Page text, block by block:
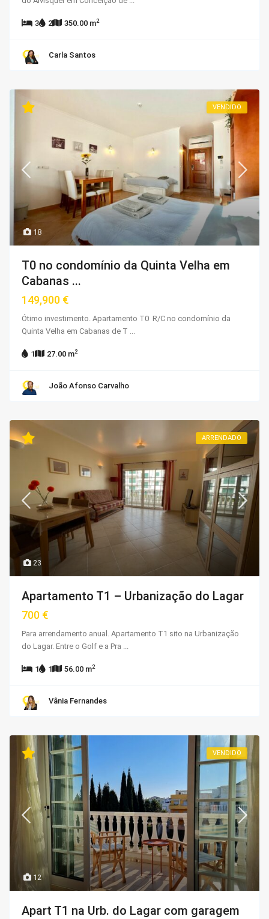
3 2 350.00 m2
Carla Santos
18
VENDIDO
T0 no condomínio da Quinta Velha em
Cabanas ...
149,900 €
Ótimo investimento. Apartamento T0 R/C no condomínio da
Quinta Velha em Cabanas de T
1 27.00 m2
João Afonso Carvalho
23
ARRENDADO
Apartamento T1 – Urbanização do Lagar
700 €
Para arrendamento anual. Apartamento T1 sito na Urbanização
do Lagar. Entre o Golf e a Pra
1 1 56.00 m2
Vânia Fernandes
12
VENDIDO
Apart T1 na Urb. do Lagar com garagem